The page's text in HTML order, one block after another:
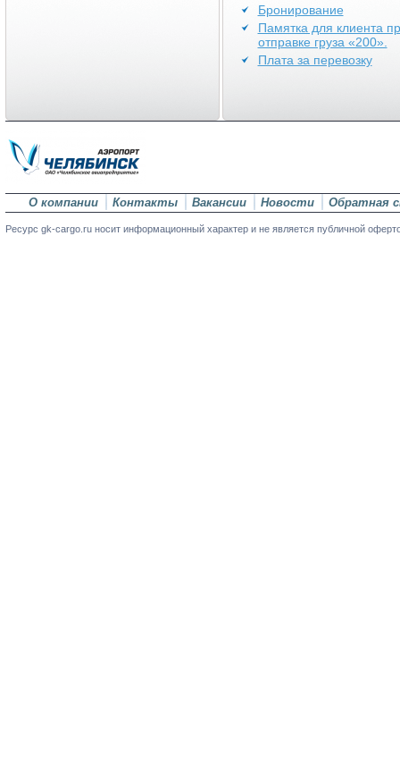
Бронирование
Памятка для клиента
отправке груза «200».
Плата за перевозку
О компании Контакты Вакансии Новости Обратная
Ресурс gk-cargo.ru носит информационный характер и не является публичной